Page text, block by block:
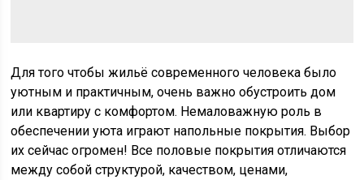
Для того чтобы жильё современного человека было
уютным и практичным, очень важно обустроить дом
или квартиру с комфортом. Немаловажную роль в
обеспечении уюта играют напольные покрытия. Выбор
их сейчас огромен! Все половые покрытия отличаются
между собой структурой, качеством, ценами,